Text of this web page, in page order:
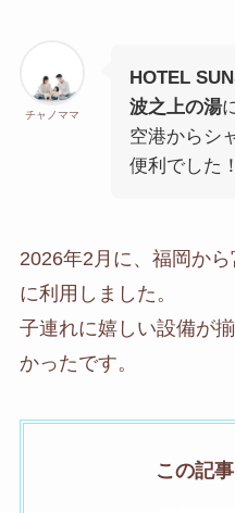
チャノママ
HOTEL
波之上の湯
空港からシ
便利でした！
2026年2月に、福岡か
に利用しました。
子連れに嬉しい設備が
かったです。
この記